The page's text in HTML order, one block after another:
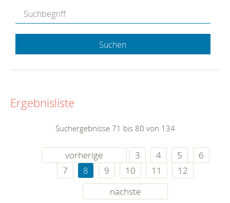
Suchen
Ergebnisliste
Suchergebnisse 71 bis 80 von 134
vorherige 3 4 5
6
7
8 9 10 11
12
nächste